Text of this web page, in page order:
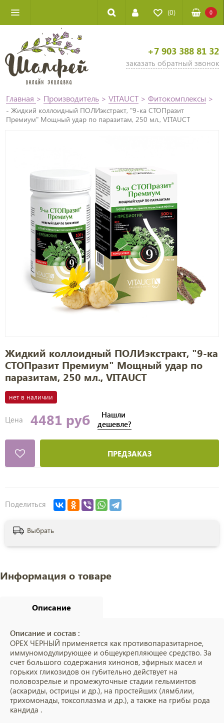
(0) 0
+7 903 388 81 32
заказать обратный звонок
Главная > Производитель > VITAUCT > Фитокомплексы >
- Жидкий коллоидный ПОЛИэкстракт, "9-ка СТОПразит
Премиум" Мощный удар по паразитам, 250 мл., VITAUCT
Жидкий коллоидный ПОЛИэкстракт, "9-ка
СТОПразит Премиум" Мощный удар по
паразитам, 250 мл., VITAUCT
нет в наличии
Цена 4481 руб
Нашли
дешевле?
ПРЕДЗАКАЗ
Поделиться
Выбрать
Информация о товаре
Описание
Описание и состав :
ОРЕХ ЧЕРНЫЙ применяется как противопаразитарное,
иммуномодулирующее и общеукрепляющее средство. За
счет большого содержания хинонов, эфирных масел и
горьких гликозидов он губительно действует на
половозрелые и промежуточные стадии гельминтов
(аскариды, острицы и др.), на простейших (лямблии,
трихомонады, токсоплазма и др.), а также на грибы рода
кандида .